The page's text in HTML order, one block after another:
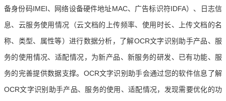
备身份码IMEI、网络设备硬件地址MAC、广告标识符IDFA）、日志信
息、云服务使用情况（云文档的上传频率、使用时长、上传文档的名
称、类型、属性等）进行数据分析，了解OCR文字识别助手产品、服
务的使用情况、适配情况，为新产品、新服务的研发、已有功能、服
务的完善提供数据支撑。OCR文字识别助手会通过您的软件信息了解
OCR文字识别助手产品、服务的使用、适配情况，发现需要优化的功